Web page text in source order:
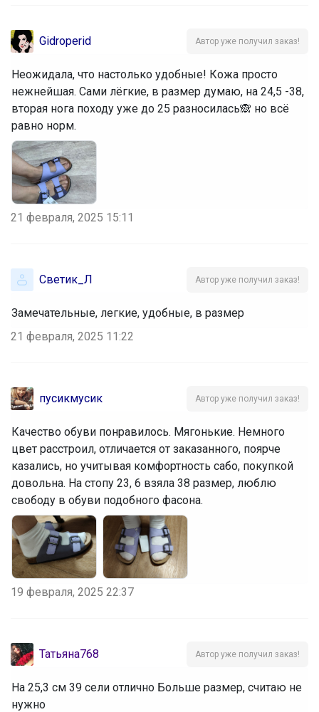
Gidroperid Автор уже получил заказ!
Неожидала, что настолько удобные! Кожа просто
нежнейшая. Сами лёгкие, в размер думаю, на 24,5 -38,
вторая нога походу уже до 25 разносилась🙈 но всё
равно норм.
21 февраля, 2025 15:11
Светик_Л Автор уже получил заказ!
Замечательные, легкие, удобные, в размер
21 февраля, 2025 11:22
пусикмусик Автор уже получил заказ!
Качество обуви понравилось. Мягонькие. Немного
цвет расстроил, отличается от заказанного, поярче
казались, но учитывая комфортность сабо, покупкой
довольна. На стопу 23, 6 взяла 38 размер, люблю
свободу в обуви подобного фасона.
19 февраля, 2025 22:37
Татьяна768 Автор уже получил заказ!
На 25,3 см 39 сели отлично Больше размер, считаю не
нужно